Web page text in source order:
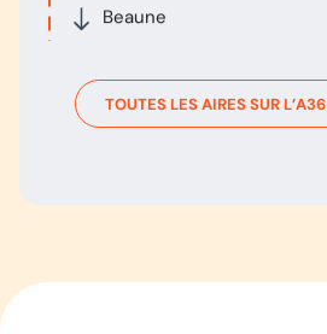
Beaune
TOUTES LES AIRES SUR L’A36